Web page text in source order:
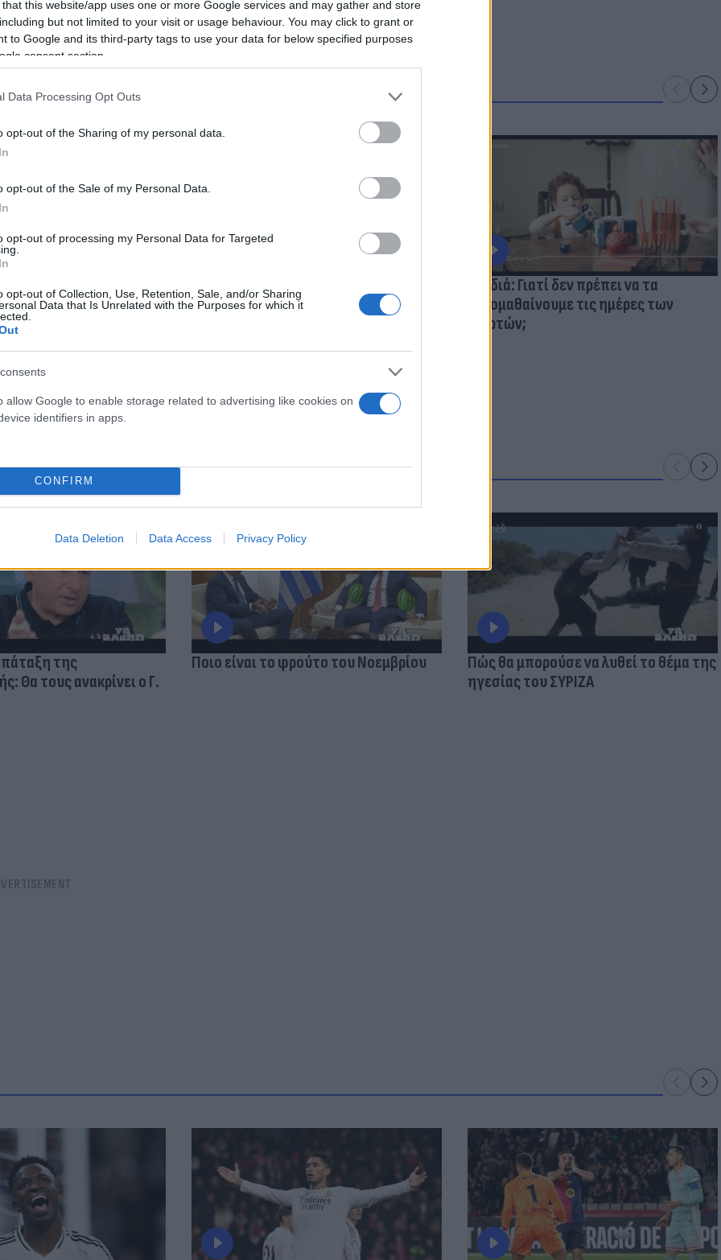
that this website/app uses one or more Google services and may gather and store
but not limited to your visit or usage behaviour. You may click to grant or
to Google and its third-party tags to use your data for below specified purposes
consent section.
Data Processing Opt Outs
opt-out of the Sharing of my personal data.
opt-out of the Sale of my Personal Data.
opt-out of processing my Personal Data for Targeted
opt-out of Collection, Use, Retention, Sale, and/or Sharing
Data that Is Unrelated with the Purposes for which it
allow Google to enable storage related to advertising like cookies on
identifiers in apps.
CONFIRM
Data Deletion Data Access Privacy Policy
«Ονειρικό
Scenario) με τον
Δίαιτες εξπρές για να προλάβουμε τα
Χριστούγεννα
Παιδιά: Γιατί δεν πρέπει να τα
κακομαθαίνουμε τις ημέρες των
γιορτών;
της
Θα τους ανακρίνει ο Γ.
Ποιο είναι το φρούτο του Νοεμβρίου
Πώς θα μπορούσε να λυθεί το θέμα της
ηγεσίας του ΣΥΡΙΖΑ